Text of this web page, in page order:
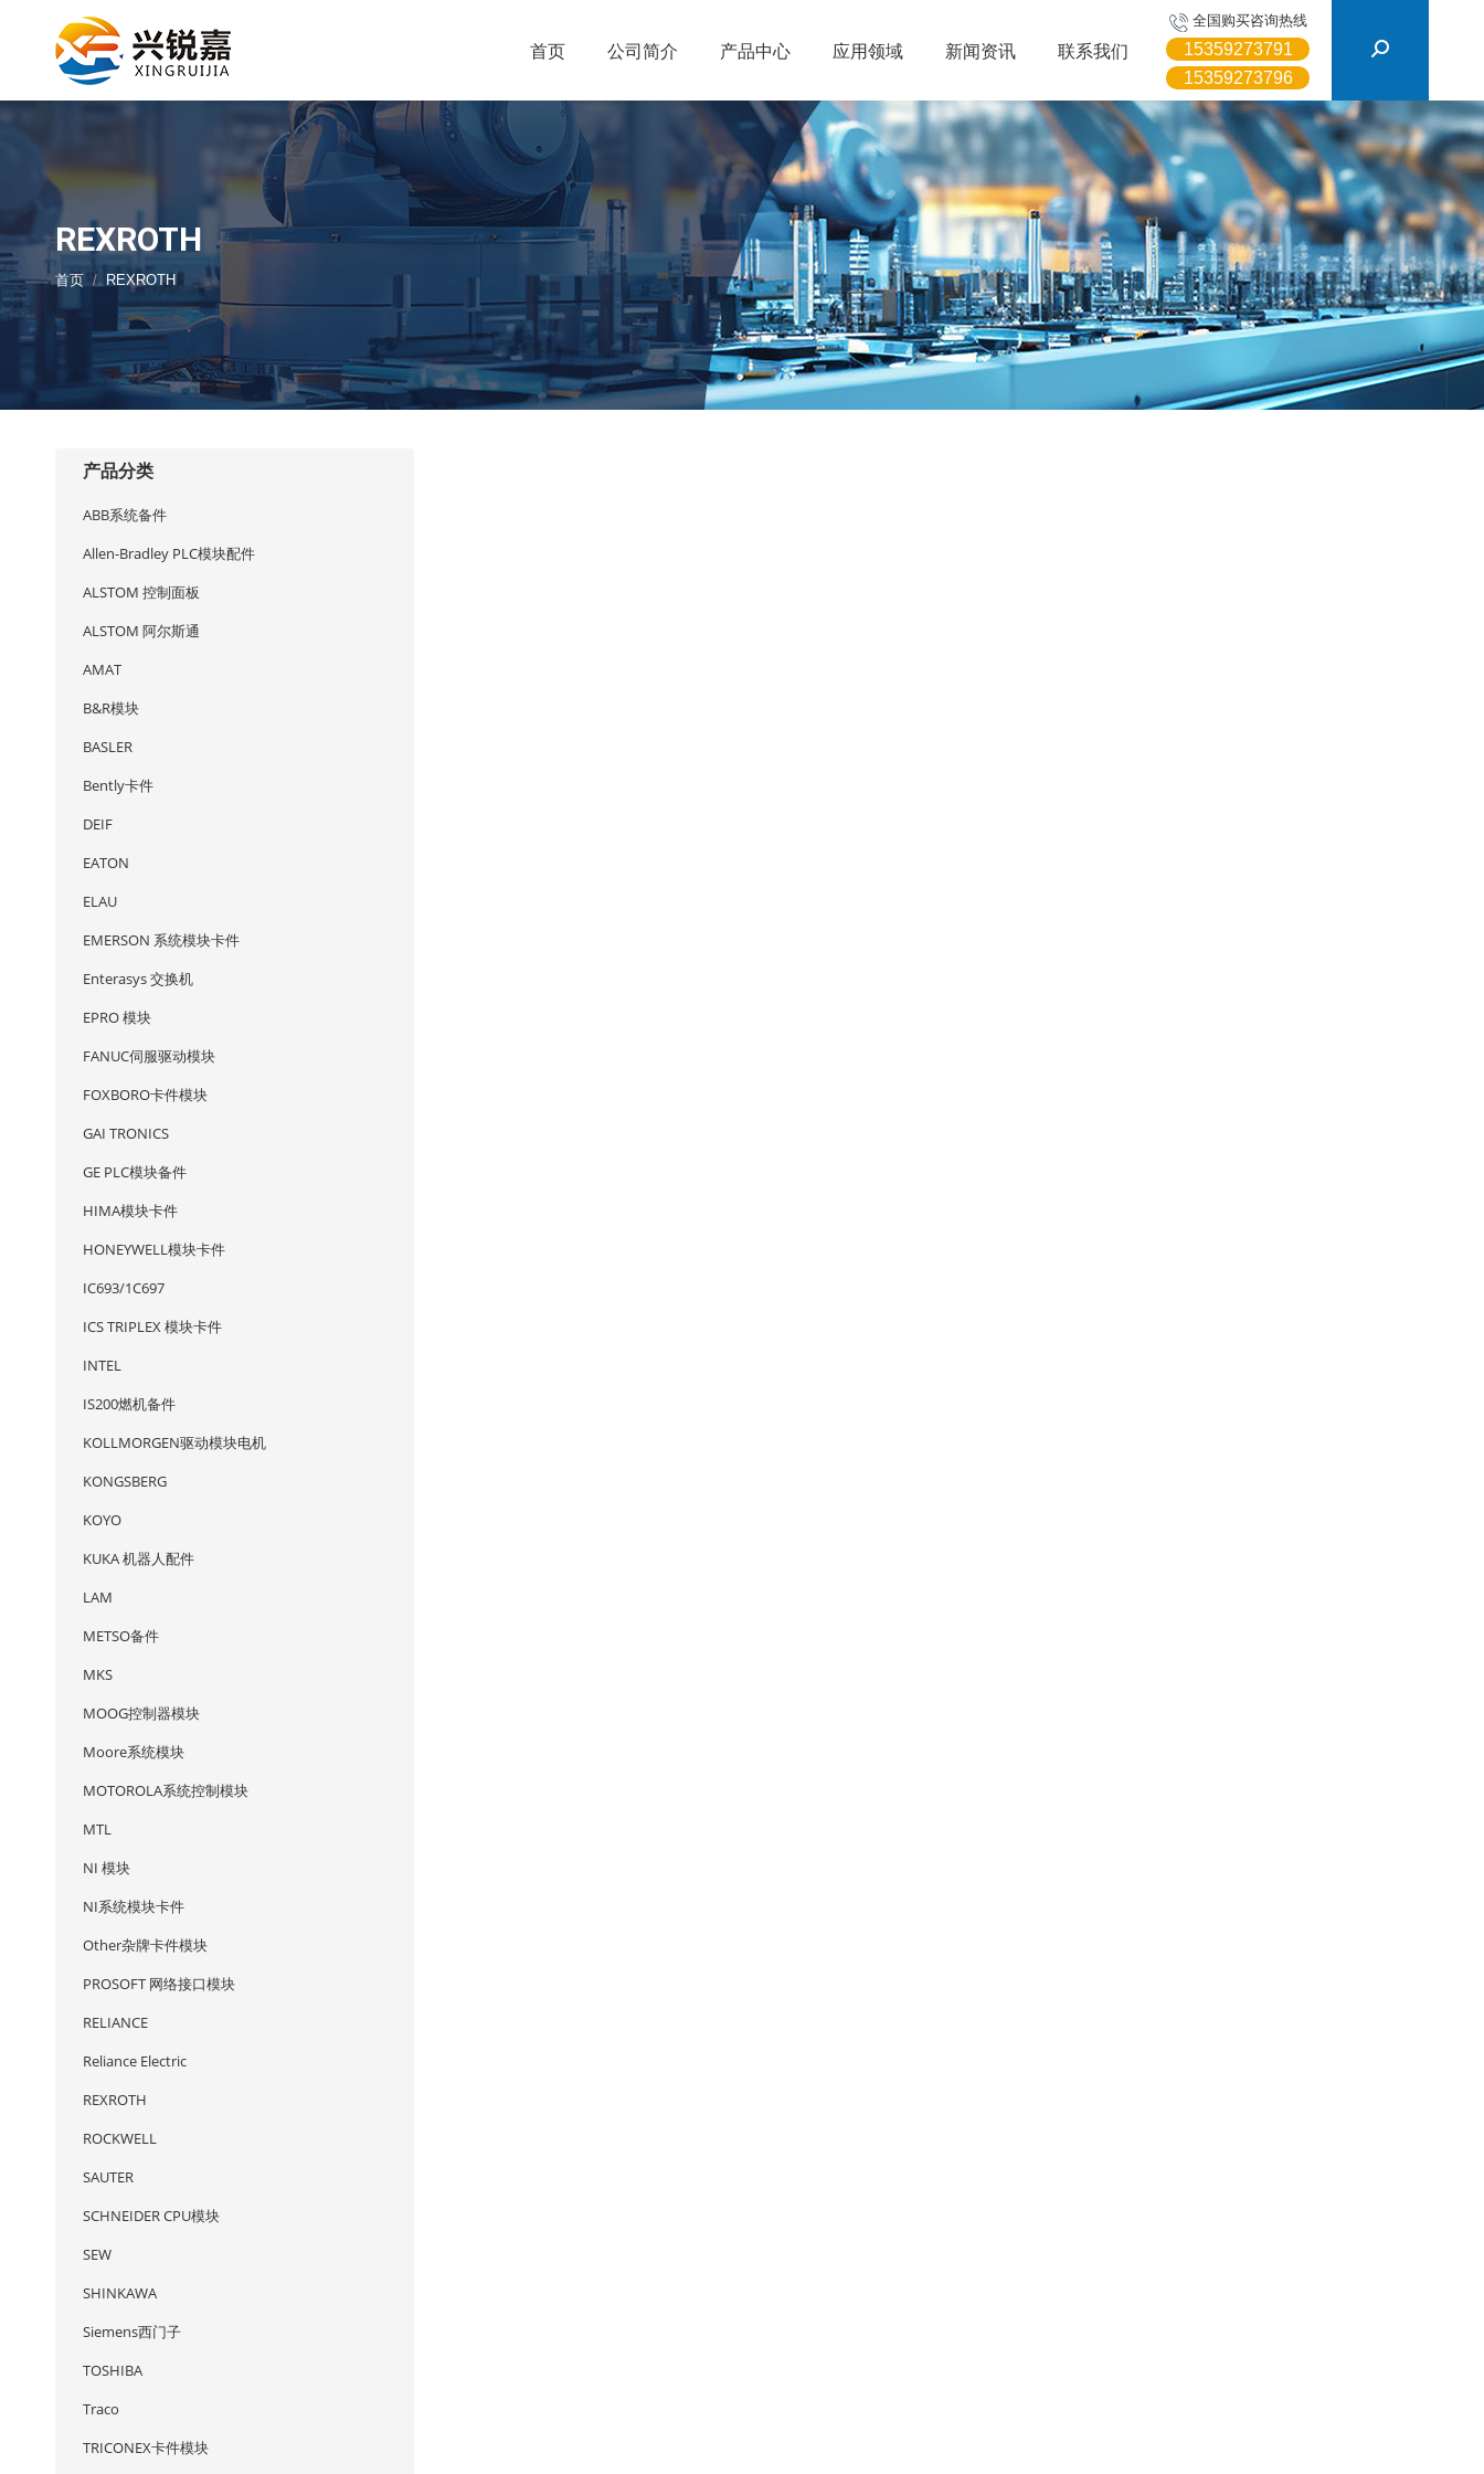
首页 公司简介 产品中心 应用领域 新闻资讯 联系我们
全国购买咨询热线
15359273791
15359273796
REXROTH
您的位置：
首页 REXROTH
产品分类
ABB系统备件
Allen-Bradley PLC模块配件
ALSTOM 控制面板
ALSTOM 阿尔斯通
AMAT
B&R模块
BASLER
Bently卡件
DEIF
EATON
ELAU
EMERSON 系统模块卡件
Enterasys 交换机
EPRO 模块
FANUC伺服驱动模块
FOXBORO卡件模块
GAI TRONICS
GE PLC模块备件
HIMA模块卡件
HONEYWELL模块卡件
IC693/1C697
ICS TRIPLEX 模块卡件
INTEL
IS200燃机备件
KOLLMORGEN驱动模块电机
KONGSBERG
KOYO
KUKA 机器人配件
LAM
METSO备件
MKS
MOOG控制器模块
Moore系统模块
MOTOROLA系统控制模块
MTL
NI 模块
NI系统模块卡件
Other杂牌卡件模块
PROSOFT 网络接口模块
RELIANCE
Reliance Electric
REXROTH
ROCKWELL
SAUTER
SCHNEIDER CPU模块
SEW
SHINKAWA
Siemens西门子
TOSHIBA
Traco
TRICONEX卡件模块